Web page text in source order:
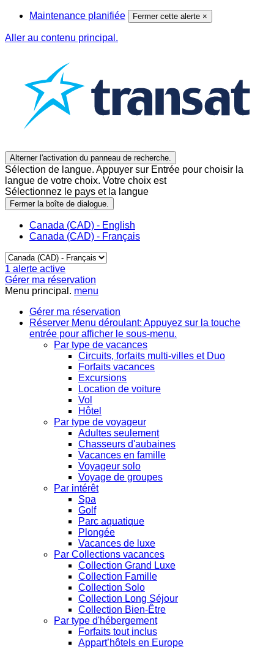
Maintenance planifiée Fermer cette alerte ×
Aller au contenu principal.
Alterner l'activation du panneau de recherche.
Sélection de langue. Appuyer sur Entrée pour choisir la
langue de votre choix. Votre choix est
Sélectionnez le pays et la langue
Fermer la boîte de dialogue.
Canada (CAD) - English
Canada (CAD) - Français
1 alerte active
Gérer ma réservation
Menu principal. menu
Gérer ma réservation
Réserver Menu déroulant: Appuyez sur la touche
entrée pour afficher le sous-menu.
Par type de vacances
Circuits, forfaits multi-villes et Duo
Forfaits vacances
Excursions
Location de voiture
Vol
Hôtel
Par type de voyageur
Adultes seulement
Chasseurs d'aubaines
Vacances en famille
Voyageur solo
Voyage de groupes
Par intérêt
Spa
Golf
Parc aquatique
Plongée
Vacances de luxe
Par Collections vacances
Collection Grand Luxe
Collection Famille
Collection Solo
Collection Long Séjour
Collection Bien-Être
Par type d'hébergement
Forfaits tout inclus
Appart’hôtels en Europe